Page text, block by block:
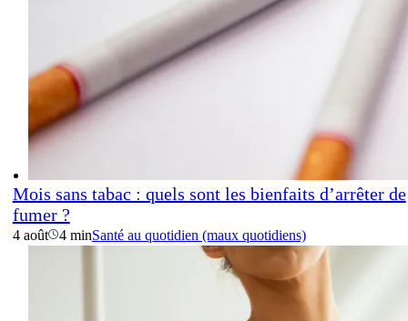
Mois sans tabac : quels sont les bienfaits d’arrêter de
fumer ?
4 août 4 minSanté au quotidien (maux quotidiens)